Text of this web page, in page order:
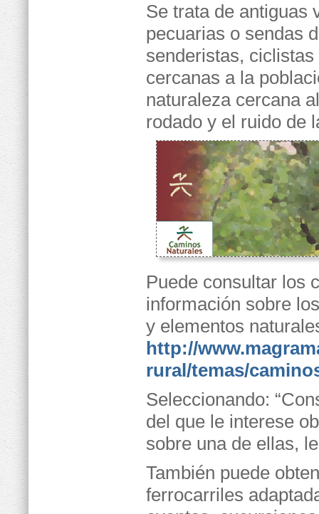
Se trata de antiguas
pecuarias o sendas
senderistas,
cercanas a la
naturaleza cercana
rodado y el ruido de
Puede consultar los
información sobre
y elementos
http://
rural/temas/
Seleccionando:
del que le interese
sobre una de ellas,
También puede
ferrocarriles